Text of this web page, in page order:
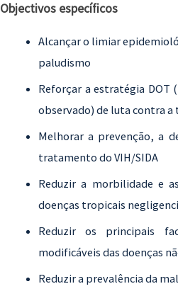
Objectivos específicos
Alcançar o limiar
paludismo
Reforçar a estratégia
observado) de luta contra a
Melhorar a prevenção, a
tratamento do VIH/SIDA
Reduzir a morbilidade e
doenças tropicais
Reduzir os principais
modificáveis das doenças
Reduzir a prevalência da